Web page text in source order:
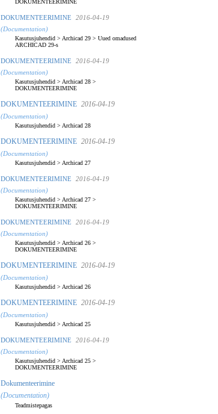
DOKUMENTEERIMINE
DOKUMENTEERIMINE
2016-04-19
(Documentation)
Kasutusjuhendid > Archicad 29 > Uued omadused
ARCHICAD 29-s
DOKUMENTEERIMINE
2016-04-19
(Documentation)
Kasutusjuhendid > Archicad 28 >
DOKUMENTEERIMINE
DOKUMENTEERIMINE 2016-04-19
(Documentation)
Kasutusjuhendid > Archicad 28
DOKUMENTEERIMINE 2016-04-19
(Documentation)
Kasutusjuhendid > Archicad 27
DOKUMENTEERIMINE
2016-04-19
(Documentation)
Kasutusjuhendid > Archicad 27 >
DOKUMENTEERIMINE
DOKUMENTEERIMINE
2016-04-19
(Documentation)
Kasutusjuhendid > Archicad 26 >
DOKUMENTEERIMINE
DOKUMENTEERIMINE 2016-04-19
(Documentation)
Kasutusjuhendid > Archicad 26
DOKUMENTEERIMINE 2016-04-19
(Documentation)
Kasutusjuhendid > Archicad 25
DOKUMENTEERIMINE
2016-04-19
(Documentation)
Kasutusjuhendid > Archicad 25 >
DOKUMENTEERIMINE
Dokumenteerimine
(Documentation)
Teadmistepagas